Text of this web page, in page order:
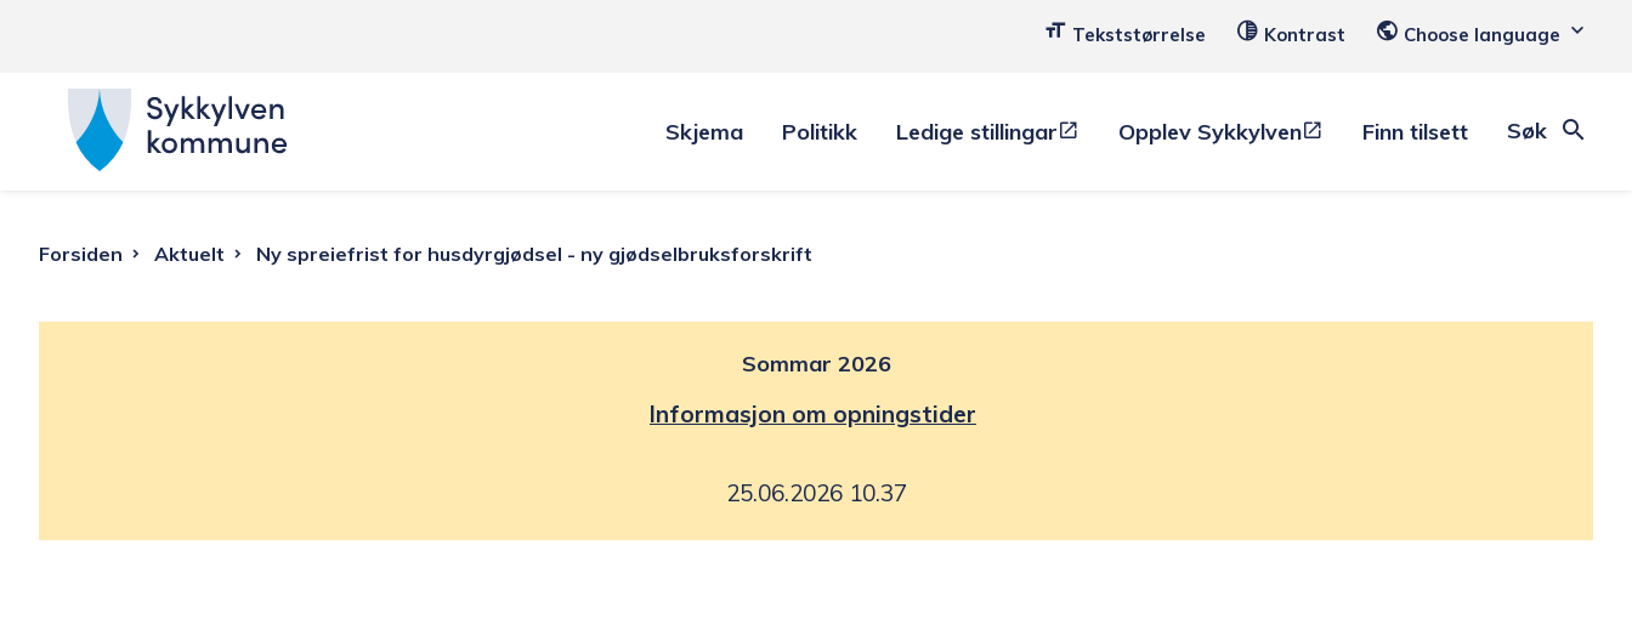
Tekststørrelse Kontrast Choose language
k
e
Skjema Politikk Ledige stillingar Opplev Sykkylven Finn tilsett Søk
Du
Forsiden Aktuelt Ny spreiefrist for husdyrgjødsel - ny gjødselbruksforskrift
Sommar 2026
Informasjon om opningstider
25.06.2026 10.37